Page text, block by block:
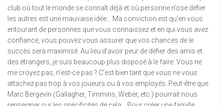
club où tout le monde se connaît déjà et où personne n’ose défier
les autres est une mauvaise idée… Ma conviction est qu’en vous
entourant de personnes que vous connaissez et en qui vous avez
confiance, vous pouvez vous assurer que vos chances de le
succès sera maximisé. Au lieu d’avoir peur de défier des amis et
des étrangers, je suis beaucoup plus disposé à le faire. Vous ne
me croyez pas, n’est-ce pas ? C’est bien tant que vous ne vous
attachez pas trop à vos joueurs ou à vos employés. Peut-être que
Marc Bergevin (Gallagher, Timmins, Weber, etc.) pourrait nous